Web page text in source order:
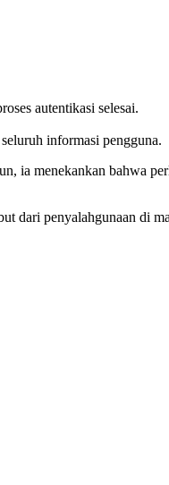
autentikasi selesai.
informasi pengguna.
ia menekankan bahwa
dari penyalahgunaan di